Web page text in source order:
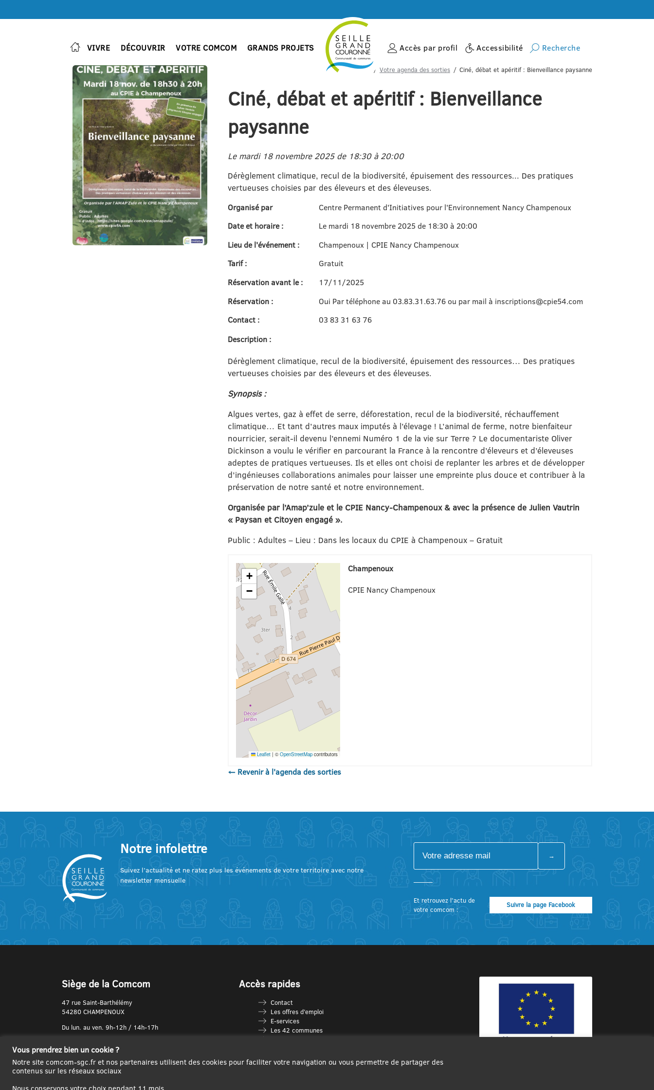
VIVRE DÉCOUVRIR VOTRE COMCOM GRANDS PROJETS Accès par profil Accessibilité Recherche
Accueil Votre agenda des sorties Ciné, débat et apéritif : Bienveillance paysanne
Ciné, débat et apéritif : Bienveillance
paysanne
Le mardi 18 novembre 2025 de 18:30 à 20:00
Dérèglement climatique, recul de la biodiversité, épuisement des ressources... Des pratiques
vertueuses choisies par des éleveurs et des éleveuses.
Organisé par
Centre Permanent d'Initiatives pour l'Environnement Nancy Champenoux
Date et horaire :
Le mardi 18 novembre 2025 de 18:30 à 20:00
Lieu de l'événement :
Champenoux | CPIE Nancy Champenoux
Tarif :
Gratuit
Réservation avant le :
17/11/2025
Réservation :
Oui Par téléphone au 03.83.31.63.76 ou par mail à inscriptions@cpie54.com
Contact :
03 83 31 63 76
Description :
Dérèglement climatique, recul de la biodiversité, épuisement des ressources… Des pratiques
vertueuses choisies par des éleveurs et des éleveuses.
Synopsis :
Algues vertes, gaz à effet de serre, déforestation, recul de la biodiversité, réchauffement
climatique… Et tant d’autres maux imputés à l’élevage ! L’animal de ferme, notre bienfaiteur
nourricier, serait-il devenu l’ennemi Numéro 1 de la vie sur Terre ? Le documentariste Oliver
Dickinson a voulu le vérifier en parcourant la France à la rencontre d’éleveurs et d’éleveuses
adeptes de pratiques vertueuses. Ils et elles ont choisi de replanter les arbres et de développer
d’ingénieuses collaborations animales pour laisser une empreinte plus douce et contribuer à la
préservation de notre santé et notre environnement.
Organisée par l’Amap’zule et le CPIE Nancy-Champenoux & avec la présence de Julien Vautrin
« Paysan et Citoyen engagé ».
Public : Adultes – Lieu : Dans les locaux du CPIE à Champenoux – Gratuit
+
−
Leaflet | ©OpenStreetMap contributors
Champenoux
CPIE Nancy Champenoux
← Revenir à l'agenda des sorties
Notre infolettre
Suivez l’actualité et ne ratez plus les événements de votre territoire avec notre
newsletter mensuelle
Et retrouvez l’actu de
votre comcom :
Suivre la page Facebook
Siège de la Comcom
47 rue Saint-Barthélémy
54280 CHAMPENOUX
Du lun. au ven. 9h-12h / 14h-17h
03 83 31 74 37
Accès rapides
Contact
Les offres d’emploi
E-services
Les 42 communes
Espace France Services
Les séniors
Vous prendrez bien un cookie ?
Notre site comcom-sgc.fr et nos partenaires utilisent des cookies pour faciliter votre navigation ou vous permettre de partager des
contenus sur les réseaux sociaux